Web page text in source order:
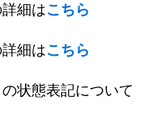
細はこちら
細はこちら
状態表記について